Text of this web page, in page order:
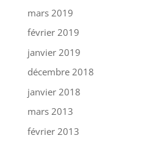
mars 2019
février 2019
janvier 2019
décembre 2018
janvier 2018
mars 2013
février 2013